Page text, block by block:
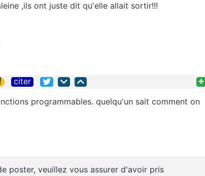
,ils ont juste dit qu'elle allait sortir!!!
citer +
programmables. quelqu'un sait comment on
poster, veuillez vous assurer d'avoir pris